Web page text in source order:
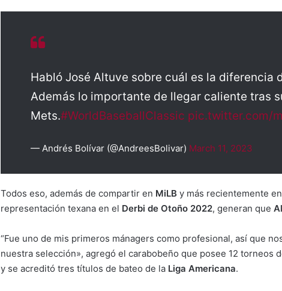
Habló José Altuve sobre cuál es la diferencia
Además lo importante de llegar caliente tras
Mets.#WorldBaseballClassic pic.twitter.com/
— Andrés Bolívar (@AndreesBolivar) March 11, 2023
Todos eso, además de compartir en MiLB y más recientemente
representación texana en el Derbi de Otoño 2022, generan que
“Fue uno de mis primeros mánagers como profesional, así que
nuestra selección», agregó el carabobeño que posee 12 torneos
y se acreditó tres títulos de bateo de la Liga Americana.